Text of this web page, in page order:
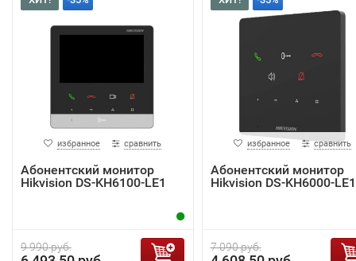
избранное сравнить
Абонентский монитор
Hikvision DS-KH6100-LE1
9 990 руб.
избранное сравнить
Абонентский монитор
Hikvision DS-KH6000-LE1
7 090 руб.